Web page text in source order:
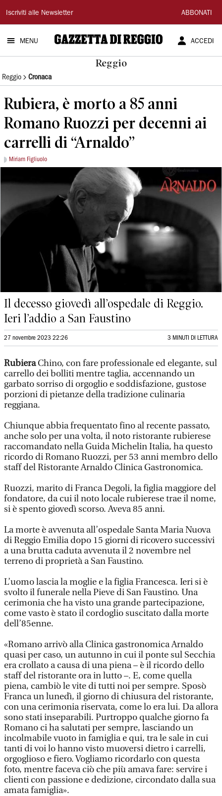
Gazzetta
di
Reggio
Iscriviti alle Newsletter ABBONATI
MENU ACCEDI
Reggio
Reggio Cronaca
Rubiera, è morto a 85 anni
Romano Ruozzi per decenni ai
carrelli di “Arnaldo”
Miriam Figliuolo
Il decesso giovedì all’ospedale di Reggio.
Ieri l’addio a San Faustino
27 novembre 2023 22:26 3 MINUTI DI LETTURA
RubieraChino, con fare professionale ed elegante, sul
carrello dei bolliti mentre taglia, accennando un
garbato sorriso di orgoglio e soddisfazione, gustose
porzioni di pietanze della tradizione culinaria
reggiana.
Chiunque abbia frequentato fino al recente passato,
anche solo per una volta, il noto ristorante rubierese
raccomandato nella Guida Michelin Italia, ha questo
ricordo di Romano Ruozzi, per 53 anni membro dello
staff del Ristorante Arnaldo Clinica Gastronomica.
Ruozzi, marito di Franca Degoli, la figlia maggiore del
fondatore, da cui il noto locale rubierese trae il nome,
si è spento giovedì scorso. Aveva 85 anni.
La morte è avvenuta all’ospedale Santa Maria Nuova
di Reggio Emilia dopo 15 giorni di ricovero successivi
a una brutta caduta avvenuta il 2 novembre nel
terreno di proprietà a San Faustino.
L’uomo lascia la moglie e la figlia Francesca. Ieri si è
svolto il funerale nella Pieve di San Faustino. Una
cerimonia che ha visto una grande partecipazione,
come vasto è stato il cordoglio suscitato dalla morte
dell’85enne.
«Romano arrivò alla Clinica gastronomica Arnaldo
quasi per caso, un autunno in cui il ponte sul Secchia
era crollato a causa di una piena – è il ricordo dello
staff del ristorante ora in lutto –. E, come quella
piena, cambiò le vite di tutti noi per sempre. Sposò
Franca un lunedì, il giorno di chiusura del ristorante,
con una cerimonia riservata, come lo era lui. Da allora
sono stati inseparabili. Purtroppo qualche giorno fa
Romano ci ha salutati per sempre, lasciando un
incolmabile vuoto in famiglia e qui, tra le sale in cui
tanti di voi lo hanno visto muoversi dietro i carrelli,
orgoglioso e fiero. Vogliamo ricordarlo con questa
foto, mentre faceva ciò che più amava fare: servire i
clienti con passione e dedizione, circondato dalla sua
amata famiglia».